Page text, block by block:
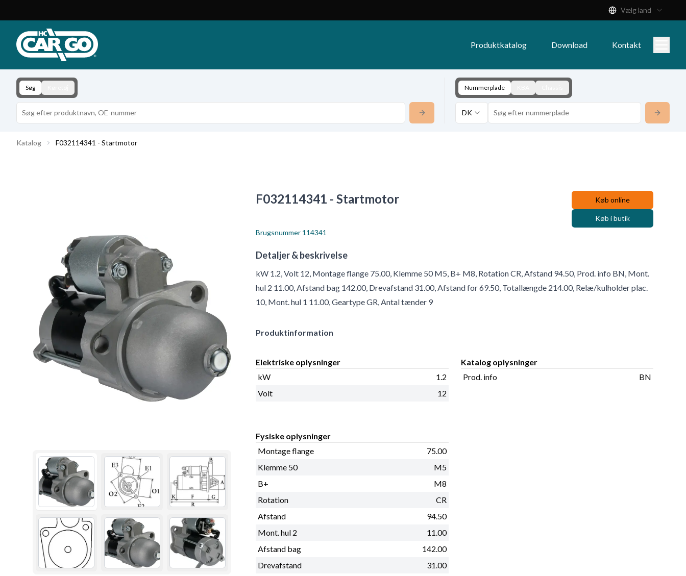
Download
Kontakt
Vælg land
Produktkatalog Download Kontakt
Søg Nummerplade
DK
Katalog F032114341 - Startmotor
F032114341 - Startmotor Køb online
Køb i butik
Brugsnummer 114341
Detaljer & beskrivelse
kW 1.2, Volt 12, Montage flange 75.00, Klemme 50 M5, B+ M8, Rotation CR, Afstand 94.50, Prod. info BN, Mont.
hul 2 11.00, Afstand bag 142.00, Drevafstand 31.00, Afstand for 69.50, Totallængde 214.00, Relæ/kulholder plac.
10, Mont. hul 1 11.00, Geartype GR, Antal tænder 9
Produktinformation
Elektriske oplysninger
kW
1.2
Volt
12
Katalog oplysninger
Prod. info
BN
Fysiske oplysninger
Montage flange
75.00
Klemme 50
M5
B+
M8
Rotation
CR
Afstand
94.50
Mont. hul 2
11.00
Afstand bag
142.00
Drevafstand
31.00